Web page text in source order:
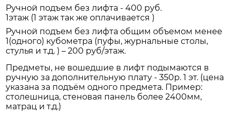
Ручной подъем без лифта - 400 руб.
1этаж (1 этаж так же оплачивается )
Ручной подъем без лифта общим объемом менее
1(одного) кубометра (пуфы, журнальные столы,
стулья и т.д. ) – 200 руб/этаж.
Предметы, не вошедшие в лифт подымаются в
ручную за дополнительную плату - 350р. 1 эт. (цена
указана за подъём одного предмета. Пример:
столешница, стеновая панель более 2400мм,
матрац и т.д.)